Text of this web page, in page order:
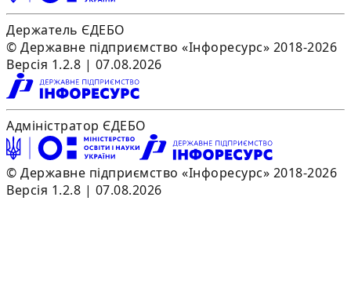
Держатель ЄДЕБО
© Державне підприємство «Інфоресурс» 2018-2026
Версія 1.2.8 | 07.08.2026
Адміністратор ЄДЕБО
© Державне підприємство «Інфоресурс» 2018-2026
Версія 1.2.8 | 07.08.2026